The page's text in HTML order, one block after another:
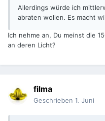
Allerdings würde ich
abraten wollen. Es macht
Ich nehme an, Du meinst die
an deren Licht?
filma
Geschrieben 1. Juni